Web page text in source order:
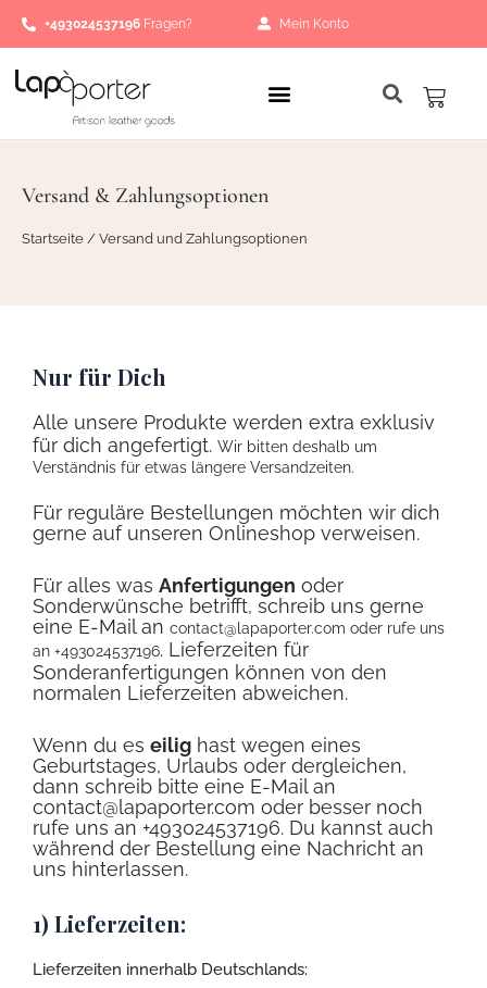
Inhalt
springen
+493024537196 Fragen? Mein Konto
Versand & Zahlungsoptionen
Startseite / Versand und Zahlungsoptionen
Nur für Dich
Alle unsere Produkte werden extra exklusiv
für dich angefertigt. Wir bitten deshalb um
Verständnis für etwas längere Versandzeiten.
Für reguläre Bestellungen möchten wir dich
gerne auf unseren Onlineshop verweisen.
Für alles was Anfertigungen oder
Sonderwünsche betrifft, schreib uns gerne
eine E-Mail an contact@lapaporter.com oder rufe uns
an +493024537196. Lieferzeiten für
Sonderanfertigungen können von den
normalen Lieferzeiten abweichen.
Wenn du es eilig hast wegen eines
Geburtstages, Urlaubs oder dergleichen,
dann schreib bitte eine E-Mail an
contact@lapaporter.com oder besser noch
rufe uns an +493024537196. Du kannst auch
während der Bestellung eine Nachricht an
uns hinterlassen.
1) Lieferzeiten:
Lieferzeiten innerhalb Deutschlands: